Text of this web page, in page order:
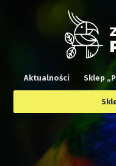
Aktualności Sklep